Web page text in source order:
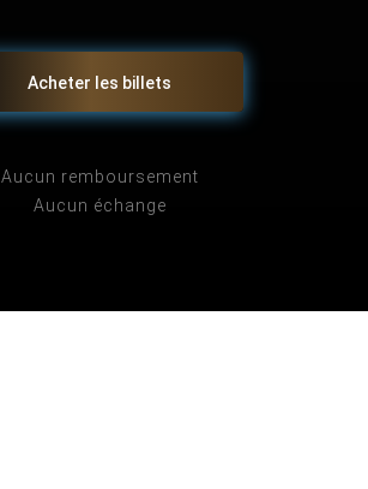
Acheter les billets
Aucun remboursement
Aucun échange